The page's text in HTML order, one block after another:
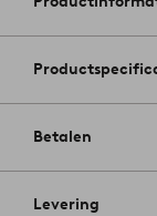
Betalen
Levering